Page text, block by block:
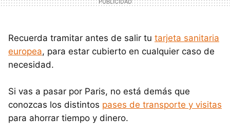
Recuerda tramitar antes de salir tu tarjeta sanitaria
europea, para estar cubierto en cualquier caso de
necesidad.
Si vas a pasar por Paris, no está demás que
conozcas los distintos pases de transporte y visitas
para ahorrar tiempo y dinero.